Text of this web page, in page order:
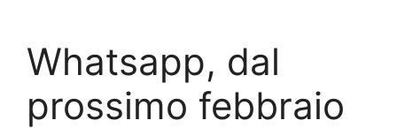
Whatsapp, dal
prossimo febbraio